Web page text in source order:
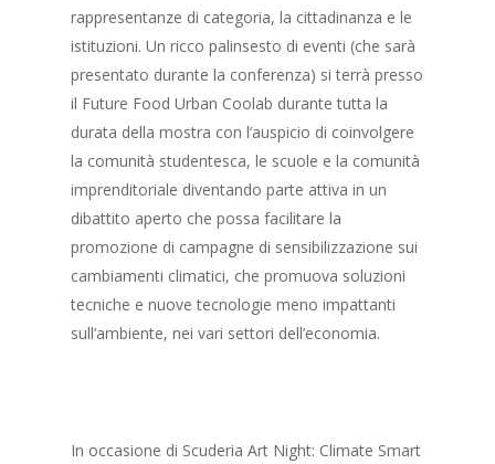
rappresentanze di categoria, la cittadinanza e le
istituzioni. Un ricco palinsesto di eventi (che sarà
presentato durante la conferenza) si terrà presso
il Future Food Urban Coolab durante tutta la
durata della mostra con l’auspicio di coinvolgere
la comunità studentesca, le scuole e la comunità
imprenditoriale diventando parte attiva in un
dibattito aperto che possa facilitare la
promozione di campagne di sensibilizzazione sui
cambiamenti climatici, che promuova soluzioni
tecniche e nuove tecnologie meno impattanti
sull’ambiente, nei vari settori dell’economia.
In occasione di Scuderia Art Night: Climate Smart